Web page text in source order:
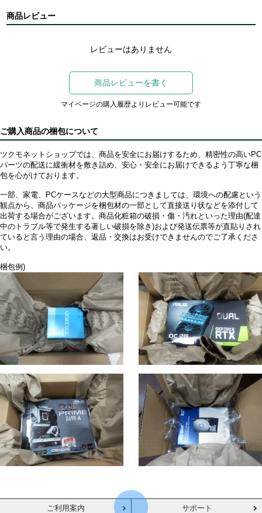
商品レビュー
レビューはありません
商品レビューを書く
マイページの購入履歴よりレビュー可能です
ご購入商品の梱包について
ツクモネットショップでは、商品を安全にお届けするため、精密性の高いPC
パーツの配送に緩衝材を敷き詰め、安心・安全にお届けできるよう丁寧な梱
包を心がけております。
一部、家電、PCケースなどの大型商品につきましては、環境への配慮という
観点から、商品パッケージを梱包材の一部として直接送り状などを添付して
出荷する場合がございます。商品化粧箱の破損・傷・汚れといった理由(配達
中のトラブル等で発生する著しい破損を除き)および発送伝票等が直貼りされ
ていると言う理由の場合、返品・交換はお受けできませんのでご了承くださ
い。
梱包例)
ご利用案内 サポート